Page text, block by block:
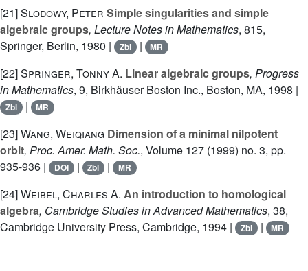
[21]Slodowy, Peter Simple singularities and simple
algebraic groups, Lecture Notes in Mathematics, 815,
Springer, Berlin, 1980 |
Zbl | MR
[22]Springer, Tonny A. Linear algebraic groups, Progress
in Mathematics, 9, Birkhäuser Boston Inc., Boston, MA, 1998 |
Zbl | MR
[23]Wang, Weiqiang Dimension of a minimal nilpotent
orbit, Proc. Amer. Math. Soc., Volume 127 (1999) no. 3, pp.
935-936 |
DOI | Zbl | MR
[24]Weibel, Charles A. An introduction to homological
algebra, Cambridge Studies in Advanced Mathematics, 38,
Cambridge University Press, Cambridge, 1994 |
Zbl | MR